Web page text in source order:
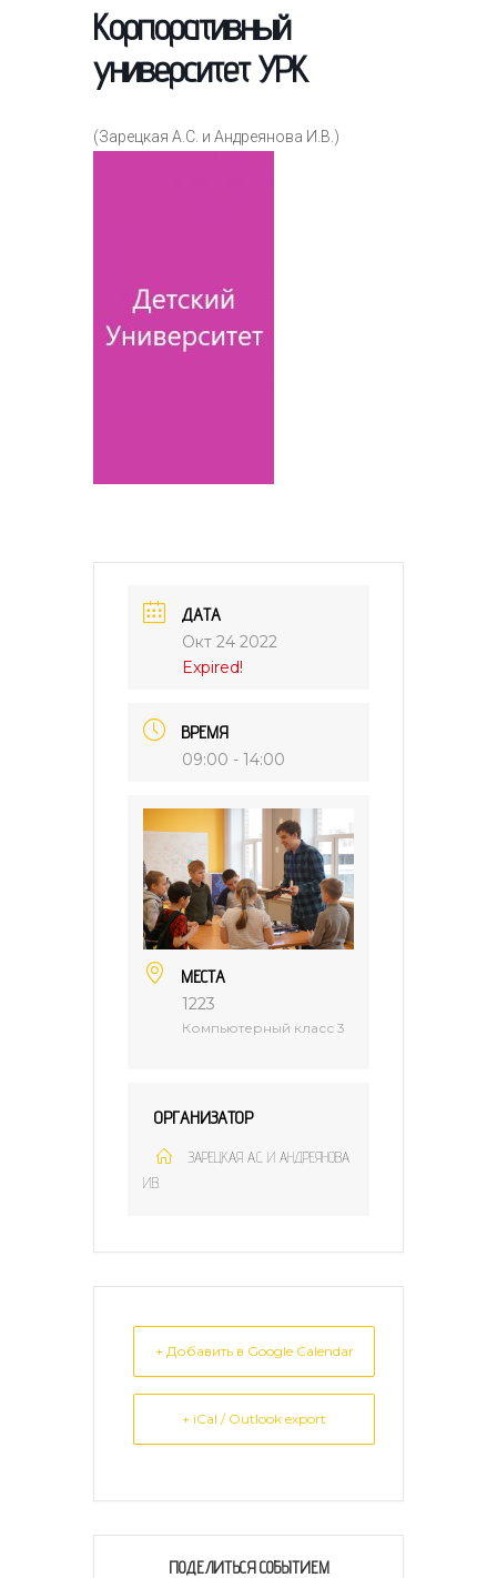
Корпоративный
университет УРК
(Зарецкая А.С. и Андреянова И.В.)
ДАТА
Окт 24 2022
Expired!
ВРЕМЯ
09:00 - 14:00
МЕСТА
1223
Компьютерный класс 3
ОРГАНИЗАТОР
ЗАРЕЦКАЯ А.С. И АНДРЕЯНОВА
И.В.
+ Добавить в Google Calendar
+ iCal / Outlook export
ПОДЕЛИТЬСЯ СОБЫТИЕМ